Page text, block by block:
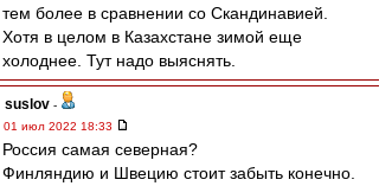
тем более в сравнении со Скандинавией.
Хотя в целом в Казахстане зимой еще
холоднее. Тут надо выяснять.
suslov -
01 июл 2022 18:33
Россия самая северная?
Финляндию и Швецию стоит забыть конечно.